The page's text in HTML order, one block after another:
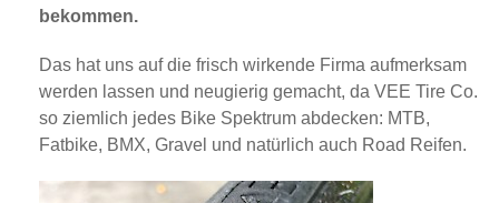
bekommen.
Das hat uns auf die frisch wirkende Firma aufmerksam
werden lassen und neugierig gemacht, da VEE Tire Co.
so ziemlich jedes Bike Spektrum abdecken: MTB,
Fatbike, BMX, Gravel und natürlich auch Road Reifen.